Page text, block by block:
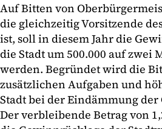
Auf Bitten von
die gleichzeitig Vorsitzende
ist, soll in diesem Jahr die
die Stadt um 500.000 auf zwei
werden. Begründet wird die
zusätzlichen Aufgaben und
Stadt bei der Eindämmung der
Der verbleibende Betrag von